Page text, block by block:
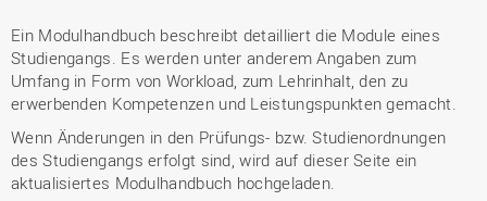
Ein Modulhandbuch beschreibt detailliert die Module eines
Studiengangs. Es werden unter anderem Angaben zum
Umfang in Form von Workload, zum Lehrinhalt, den zu
erwerbenden Kompetenzen und Leistungspunkten gemacht.
Wenn Änderungen in den Prüfungs- bzw. Studienordnungen
des Studiengangs erfolgt sind, wird auf dieser Seite ein
aktualisiertes Modulhandbuch hochgeladen.